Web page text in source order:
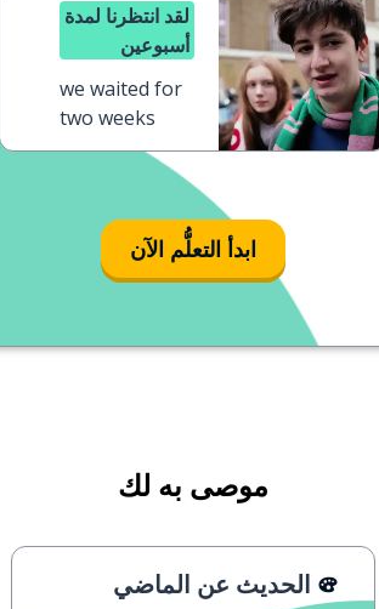
لقد انتظرنا لمدة
أسبوعين
we waited for
two weeks
ابدأ التعلُّم الآن
موصى به لك
الحديث عن الماضي